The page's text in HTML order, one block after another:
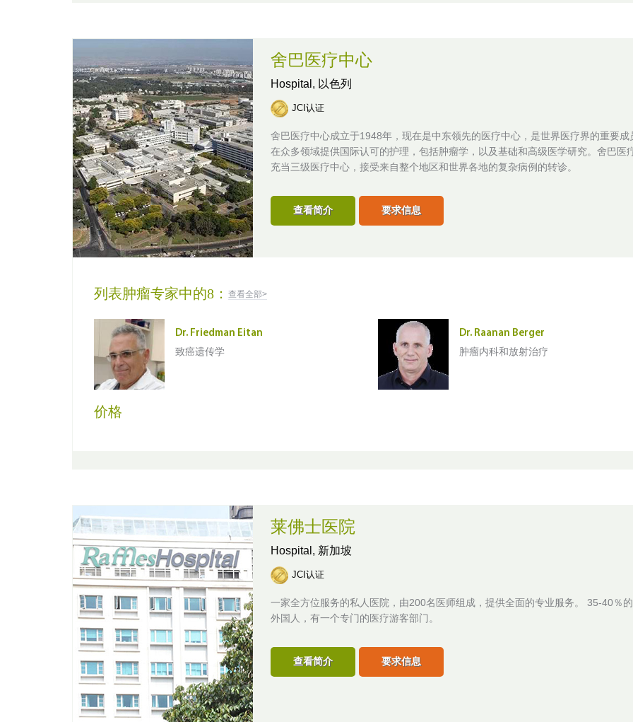
舍巴医疗中心
Hospital, 以色列
JCI认证
舍巴医疗中心成立于1948年，现在是中东领先的医疗中心，是世界医疗界的重要成
在众多领域提供国际认可的护理，包括肿瘤学，以及基础和高级医学研究。舍巴医
充当三级医疗中心，接受来自整个地区和世界各地的复杂病例的转诊。
查看简介 要求信息
列表肿瘤专家中的8： 查看全部>
Dr. Friedman Eitan
致癌遗传学
Dr. Raanan Berger
肿瘤内科和放射治疗
价格
莱佛士医院
Hospital, 新加坡
JCI认证
一家全方位服务的私人医院，由200名医师组成，提供全面的专业服务。 35-40％
外国人，有一个专门的医疗游客部门。
查看简介 要求信息